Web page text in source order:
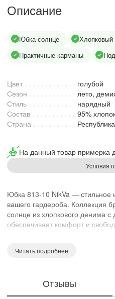
KZT RUB
Описание
Юбка-солнце
Хлопковый
Практичные карманы
Цвет
голубой
Сезон
лето,
Стиль
нарядный
Состав
95%
Страна
На данный товар примерка
Условия
Юбка 813-10 NikVa — стильное
вашего гардероба. Коллекция
солнце из хлопкового денима
обеспечивает комфорт и
на петлю с пуговицей, а также
года, особенно в осенние и
нежности и элегантности.
Читать подробнее
Отзывы